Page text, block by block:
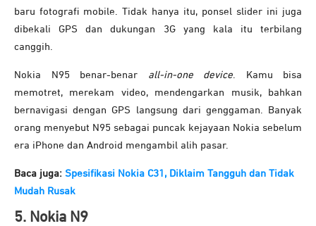
baru fotografi mobile. Tidak hanya itu, ponsel slider ini juga
dibekali GPS dan dukungan 3G yang kala itu terbilang
canggih.
Nokia N95 benar-benar all-in-one device . Kamu bisa
memotret, merekam video, mendengarkan musik, bahkan
bernavigasi dengan GPS langsung dari genggaman. Banyak
orang menyebut N95 sebagai puncak kejayaan Nokia sebelum
era iPhone dan Android mengambil alih pasar.
Baca juga: Spesifikasi Nokia C31, Diklaim Tangguh dan Tidak
Mudah Rusak
5. Nokia N9